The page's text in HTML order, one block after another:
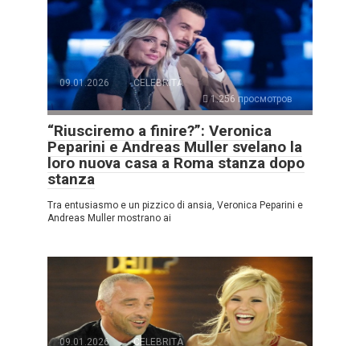
09.01.2026
CELEBRITÀ
1.256 просмотров
“Riusciremo a finire?”: Veronica
Peparini e Andreas Muller svelano la
loro nuova casa a Roma stanza dopo
stanza
Tra entusiasmo e un pizzico di ansia, Veronica Peparini e
Andreas Muller mostrano ai
09.01.2026
CELEBRITÀ